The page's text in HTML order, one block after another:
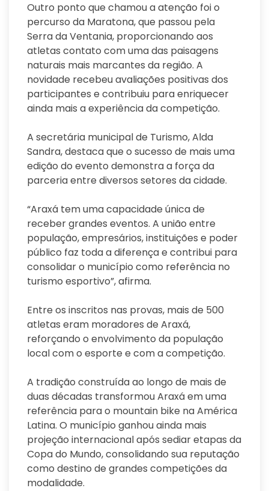
Outro ponto que chamou a atenção foi o
percurso da Maratona, que passou pela
Serra da Ventania, proporcionando aos
atletas contato com uma das paisagens
naturais mais marcantes da região. A
novidade recebeu avaliações positivas dos
participantes e contribuiu para enriquecer
ainda mais a experiência da competição.
A secretária municipal de Turismo, Alda
Sandra, destaca que o sucesso de mais uma
edição do evento demonstra a força da
parceria entre diversos setores da cidade.
“Araxá tem uma capacidade única de
receber grandes eventos. A união entre
população, empresários, instituições e poder
público faz toda a diferença e contribui para
consolidar o município como referência no
turismo esportivo”, afirma.
Entre os inscritos nas provas, mais de 500
atletas eram moradores de Araxá,
reforçando o envolvimento da população
local com o esporte e com a competição.
A tradição construída ao longo de mais de
duas décadas transformou Araxá em uma
referência para o mountain bike na América
Latina. O município ganhou ainda mais
projeção internacional após sediar etapas da
Copa do Mundo, consolidando sua reputação
como destino de grandes competições da
modalidade.